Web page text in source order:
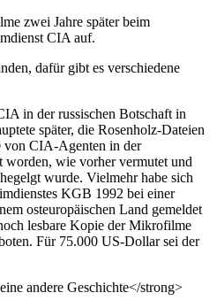
zwei Jahre später beim
CIA auf.
dafür gibt es verschiedene
in der russischen Botschaft in
später, die Rosenholz-Dateien
von CIA-Agenten in der
worden, wie vorher vermutet und
wurde. Vielmehr habe sich
KGB 1992 bei einer
osteuropäischen Land gemeldet
lesbare Kopie der Mikrofilme
Für 75.000 US-Dollar sei der
andere Geschichte</strong>